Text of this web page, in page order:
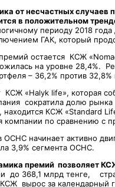
от несчастных
в положительном
периоду 2018
ГАК, который
остается КСЖ
на уровне 28,4%.
– 36,2% против 32,8%
«Halyk life», которая
сократила долю
КСЖ «Standard
компании по сравнению с
ОСНС начинает активно
3,9% сегмента ОСНС.
премий позволяет
до 368,1 млрд тенге,
вырос за календарный